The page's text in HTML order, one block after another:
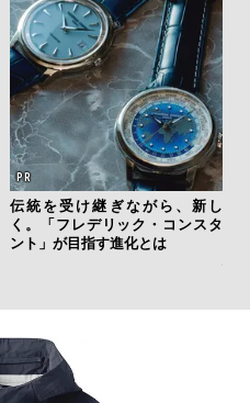
伝統を受け継ぎながら、新し
く。「フレデリック・コンスタ
ント」が目指す進化とは